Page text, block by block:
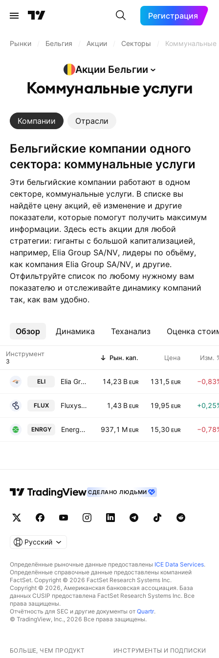
Регистрация
Рынки Бельгия Акции Секторы Коммунальные
Акции Бельгии
Коммунальные услуги
Компании Отрасли
бельгийские компании одного
сектора: коммунальные услуги
Эти бельгийские компании работают в одном
секторе, коммунальные услуги. В списке вы
найдёте цену акций, её изменение и другие
показатели, которые помогут получить максимум
информации. Здесь есть акции для любой
стратегии: гиганты с большой капитализацией,
например, Elia Group SA/NV, лидеры по объёму,
как компания Elia Group SA/NV, и другие.
Отфильтруйте список по любому нужному вам
показателю и отслеживайте динамику компаний
так, как вам удобно.
Обзор Динамика Теханализ Оценка
Ещё
Инструмент Рын. кап. Цена Изм.
ELI Elia Group SA/NV 14,23 B EUR 131,5 EUR
FLUX Fluxys Belgium SA Class D 1,43 B EUR 19,95 EUR
ENRGY EnergyVision NV 937,1 M EUR 15,30 EUR
СДЕЛАНО ЛЮДЬМИ
Русский
Определённые рыночные данные предоставлены ICE Data Services.
Определённые справочные данные предоставлены компанией
FactSet. Copyright © 2026 FactSet Research Systems Inc.
Copyright © 2026, Американская банковская ассоциация. База
данных CUSIP предоставлена FactSet Research Systems Inc. Все
права защищены.
Отчётность для SEC и другие документы от Quartr.
© TradingView, Inc., 2026 Все права защищены.
БОЛЬШЕ, ЧЕМ ПРОДУКТ ИНСТРУМЕНТЫ И ПОДПИСКИ